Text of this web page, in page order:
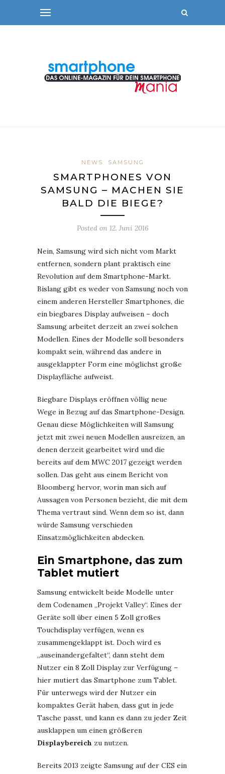
NEWS SAMSUNG
SMARTPHONES VON
SAMSUNG – MACHEN SIE
BALD DIE BIEGE?
Posted on 12. Juni 2016
Nein, Samsung wird sich nicht vom Markt
entfernen, sondern plant praktisch eine
Revolution auf dem Smartphone-Markt.
Bislang gibt es weder von Samsung noch von
einem anderen Hersteller Smartphones, die
ein biegbares Display aufweisen – doch
Samsung arbeitet derzeit an zwei solchen
Modellen. Eines der Modelle soll besonders
kompakt sein, während das andere in
ausgeklappter Form eine möglichst große
Displayfläche aufweist.
Biegbare Displays eröffnen völlig neue
Wege in Bezug auf das Smartphone-Design.
Genau diese Möglichkeiten will Samsung
jetzt mit zwei neuen Modellen ausreizen, an
denen derzeit gearbeitet wird und die
bereits auf dem MWC 2017 gezeigt werden
sollen. Das geht aus einem Bericht von
Bloomberg hervor, worin man sich auf
Aussagen von Personen bezieht, die mit dem
Thema vertraut sind. Wenn dem so ist, dann
würde Samsung verschieden
Einsatzmöglichkeiten abdecken.
Ein Smartphone, das zum
Tablet mutiert
Samsung entwickelt beide Modelle unter
dem Codenamen „Projekt Valley“. Eines der
Geräte soll über einen 5 Zoll großes
Touchdisplay verfügen, wenn es
zusammengeklappt ist. Doch wird es
„auseinandergefaltet“, dann steht dem
Nutzer ein 8 Zoll Display zur Verfügung –
hier mutiert das Smartphone zum Tablet.
Für unterwegs wird der Nutzer ein
kompaktes Gerät haben, dass gut in jede
Tasche passt, und kann es dann zu jeder Zeit
ausklappen um einen größeren
Displaybereich zu nutzen.
Bereits 2013 zeigte Samsung auf der CES ein